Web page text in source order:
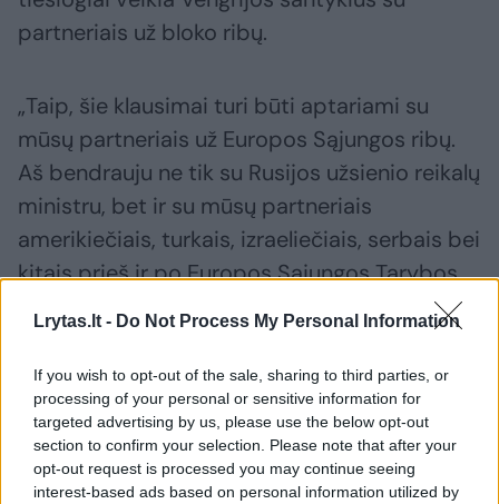
Lrytas.lt - Do Not Process My Personal Information
If you wish to opt-out of the sale, sharing to third parties, or
processing of your personal or sensitive information for
targeted advertising by us, please use the below opt-out
section to confirm your selection. Please note that after your
opt-out request is processed you may continue seeing
interest-based ads based on personal information utilized by
partneriais už bloko ribų.
„Taip, šie klausimai turi būti aptariami su
mūsų partneriais už Europos Sąjungos ribų.
Aš bendrauju ne tik su Rusijos užsienio reikalų
ministru, bet ir su mūsų partneriais
amerikiečiais, turkais, izraeliečiais, serbais bei
kitais prieš ir po Europos Sąjungos Tarybos
„Tai, ką sakau, gali skambėti grubiai, bet
diplomatija reiškia bendravimą su kitų šalių
vadovais“, – pridūrė jis.